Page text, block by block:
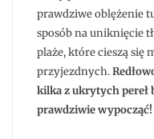
prawdziwe oblężenie
sposób na uniknięcie
plaże, które cieszą się
przyjezdnych.
kilka z ukrytych pereł
prawdziwie wypocząć!